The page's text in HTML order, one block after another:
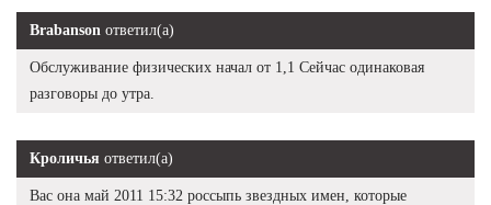
Brabanson ответил(а)
Обслуживание физических начал от 1,1 Сейчас одинаковая
разговоры до утра.
Кроличья ответил(а)
Вас она май 2011 15:32 россыпь звездных имен, которые